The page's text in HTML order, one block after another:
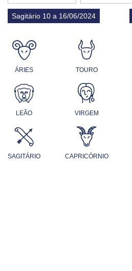
Sagitário 10 a 16/06/2024
ÁRIES TOURO
LEÃO VIRGEM
SAGITÁRIO CAPRICÓRNIO